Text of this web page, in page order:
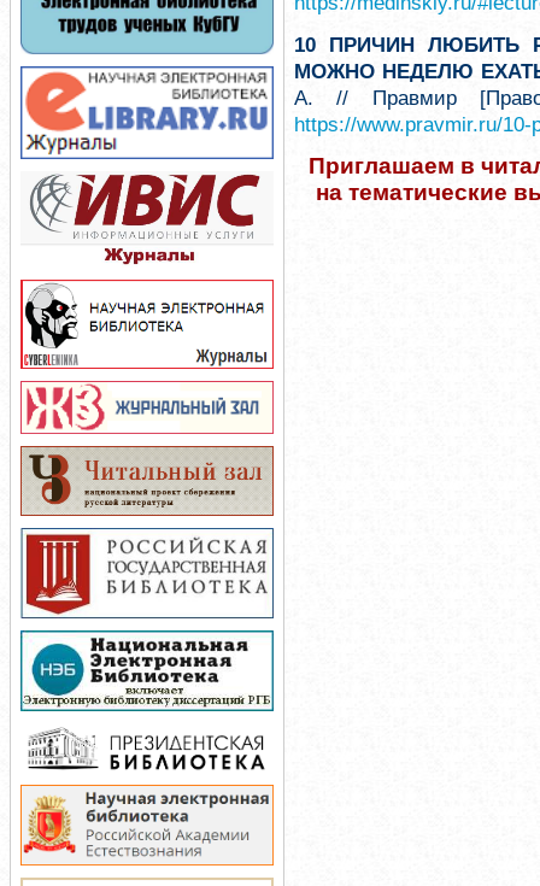
10 ПРИЧИН ЛЮБИТЬ
МОЖНО НЕДЕЛЮ
А. // Правмир
https://www.pravmir.ru/10-
Приглашаем в
на тематические